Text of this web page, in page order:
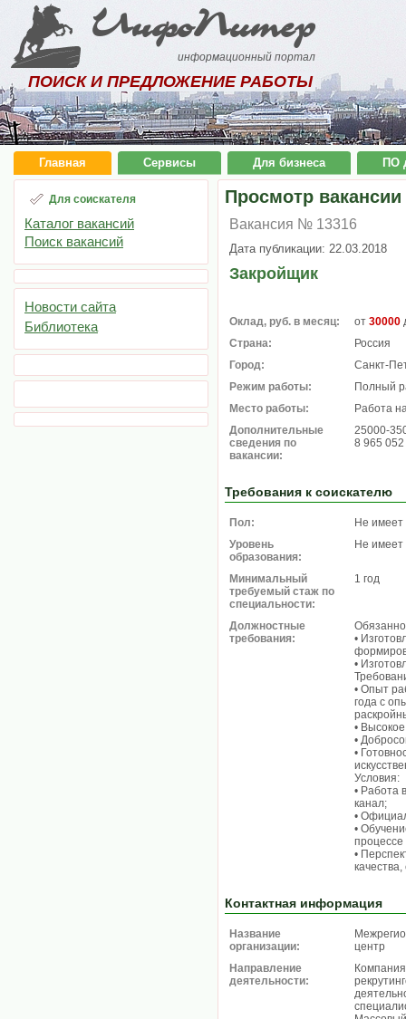
ИнфоПитер
информационный портал
ПОИСК И ПРЕДЛОЖЕНИЕ РАБОТЫ
Главная Сервисы Для бизнеса ПО
Для соискателя
Каталог вакансий
Поиск вакансий
Новости сайта
Библиотека
Просмотр вакансии
Вакансия № 13316
Дата публикации: 22.03.2018
Закройщик
Оклад, руб. в месяц: от 30000
Страна:
Россия
Город:
Санкт-
Режим работы:
Полный
Место работы:
Работа
Дополнительные
сведения по
вакансии:
25000-
8 965
Требования к соискателю
Пол:
Не имеет
Уровень
образования:
Не имеет
Минимальный
требуемый стаж по
специальности:
1 год
Должностные
требования:
•
•
• Опыт
года с
•
•
•
Условия:
• Работа
канал;
•
•
•
Контактная информация
Название
организации:
центр
Направление
деятельности: